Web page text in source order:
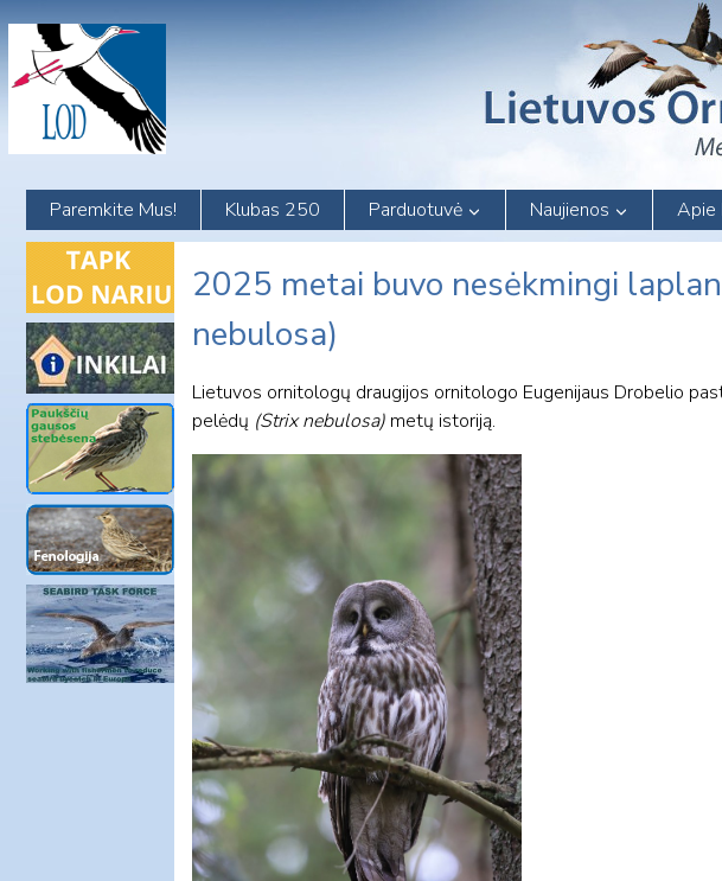
content
Paremkite Mus! Klubas 250 Parduotuvė Naujienos Apie
2025 metai buvo nesėkmingi
nebulosa)
Lietuvos ornitologų draugijos ornitologo Eugenijaus Drobelio
pelėdų (Strix nebulosa) metų istoriją.